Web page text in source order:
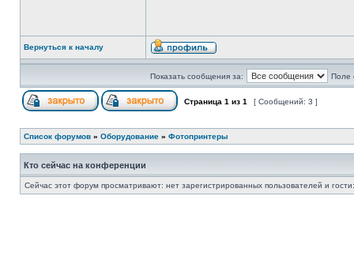
Вернуться к началу
Показать сообщения за: Поле
Страница 1 из 1 [ Сообщений: 3 ]
Список форумов » Оборудование » Фотопринтеры
Кто сейчас на конференции
Сейчас этот форум просматривают: нет зарегистрированных пользователей и